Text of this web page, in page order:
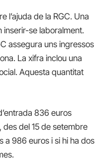
l’ajuda de la RGC. Una
inserir-se laboralment.
assegura uns ingressos
La xifra inclou una
Aquesta quantitat
836 euros
des del 15 de setembre
a 986 euros i si hi ha dos